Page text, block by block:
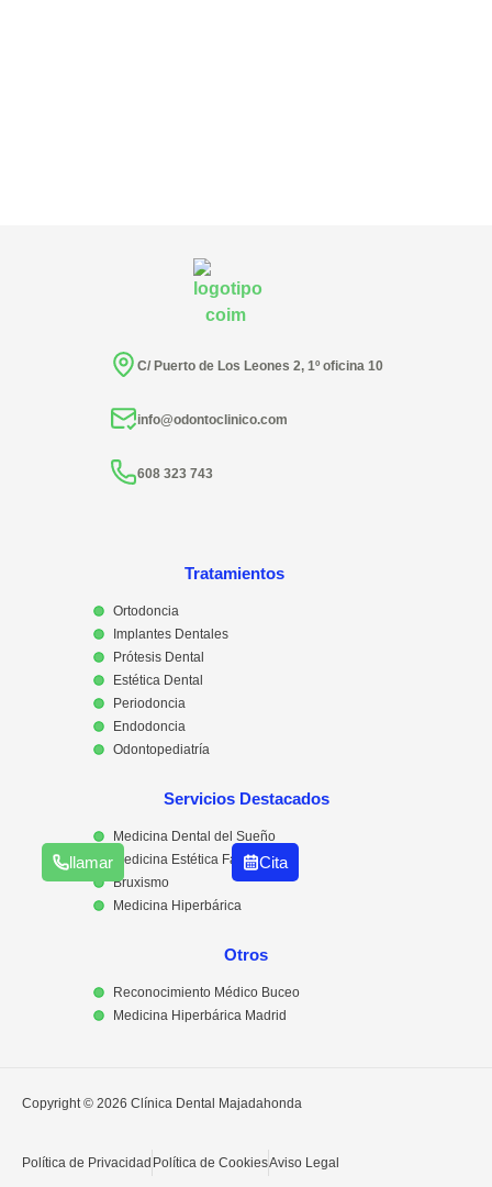
Cita
llamar
C/ Puerto de Los Leones 2, 1º oficina 10
info@odontoclinico.com
608 323 743
Tratamientos
Ortodoncia
Implantes Dentales
Prótesis Dental
Estética Dental
Periodoncia
Endodoncia
Odontopediatría
Servicios Destacados
Medicina Dental del Sueño
Medicina Estética Facial
Bruxismo
Medicina Hiperbárica
Otros
Reconocimiento Médico Buceo
Medicina Hiperbárica Madrid
Copyright © 2026 Clínica Dental Majadahonda
Política de Privacidad Política de CookiesAviso Legal